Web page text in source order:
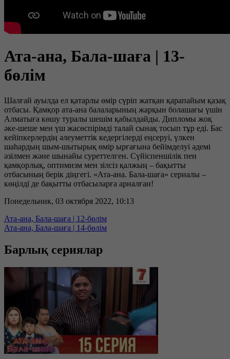
Ата-ана, Бала-шаға | 13-
бөлім
Шалғай ауылда ел қатарлы өмір сүріп жатқан қарапайым қазақ
отбасы. Қамқор ата-ана балаларының жарқын болашағы үшін
Алматыға көшу туралы шешім қабылдайды. Дипломы жоқ
әке-шеше мен үш жасөспірімді талай сынақ тосып тұр еді. Бас
кейіпкерлердің әлеуметтік кедергілерді еңсеруі, үлкен
шаһардың шым-шытырық өмір ырғағына бейімделуі әдемі
әзілмен және шынайы суреттелген. Сүйіспеншілік пен
қамқорлық, оптимизм мен зілсіз қалжың – бақытты
отбасының берік діңгегі. «Ата-ана. Бала-шаға» сериалы –
көңілді де бақытты отбасыларға арналған!
Понедельник, 03 октября 2022, 10:13
Ата-ана, Бала-шаға | 12-бөлім
Ата-ана, Бала-шаға | 14-бөлім
Барлық сериялар